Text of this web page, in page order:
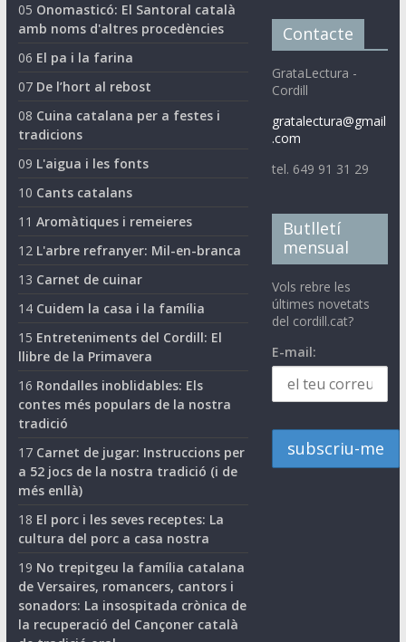
05 Onomasticó: El Santoral català
amb noms d'altres procedències
06 El pa i la farina
07 De l’hort al rebost
08 Cuina catalana per a festes i
tradicions
09 L'aigua i les fonts
10 Cants catalans
11 Aromàtiques i remeieres
12 L'arbre refranyer: Mil-en-branca
13 Carnet de cuinar
14 Cuidem la casa i la família
15 Entreteniments del Cordill: El
llibre de la Primavera
16 Rondalles inoblidables: Els
contes més populars de la nostra
tradició
17 Carnet de jugar: Instruccions per
a 52 jocs de la nostra tradició (i de
més enllà)
18 El porc i les seves receptes: La
cultura del porc a casa nostra
19 No trepitgeu la família catalana
de Versaires, romancers, cantors i
sonadors: La insospitada crònica de
la recuperació del Cançoner català
Contacte
GrataLectura -
Cordill
gratalectura@gmail
.com
tel. 649 91 31 29
Butlletí
mensual
Vols rebre les
últimes novetats
del cordill.cat?
E-mail: